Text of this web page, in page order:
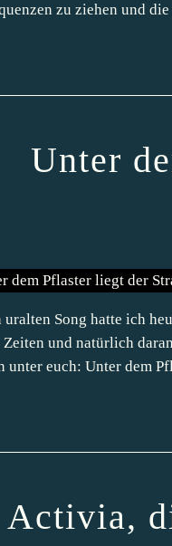
zu ziehen und
Unter
uralten Song hatte ich
Zeiten und natürlich
unter euch: Unter dem
Activia,